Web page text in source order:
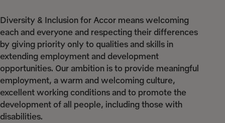
Diversity & Inclusion for Accor means welcoming
each and everyone and respecting their differences
by giving priority only to qualities and skills in
extending employment and development
opportunities. Our ambition is to provide meaningful
employment, a warm and welcoming culture,
excellent working conditions and to promote the
development of all people, including those with
disabilities.